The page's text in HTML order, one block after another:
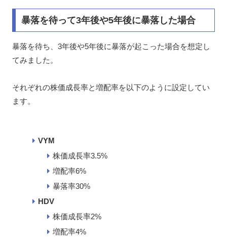
暴落を待って3年後や5年後に暴落した場合
暴落を待ち、3年後や5年後に暴落が起こった場合を想定し
てみました。
それぞれの株価成長率と増配率を以下のように設定してい
ます。
VYM
株価成長率3.5%
増配率6%
暴落率30%
HDV
株価成長率2%
増配率4%